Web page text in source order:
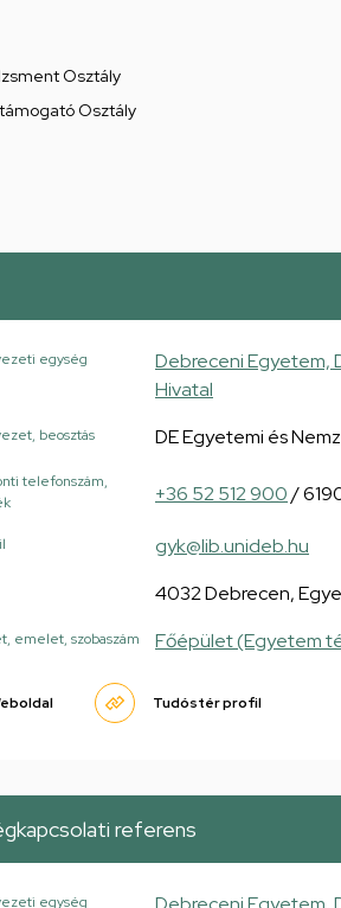
Osztály
Osztály
egység
Debreceni Egyetem,
Hivatal
beosztás DE Egyetemi és
telefonszám,
+36 52 512 900/
gyk@lib.unideb.hu
4032 Debrecen,
emelet, szobaszám Főépület (Egyetem
Tudóstér profil
referens
egység